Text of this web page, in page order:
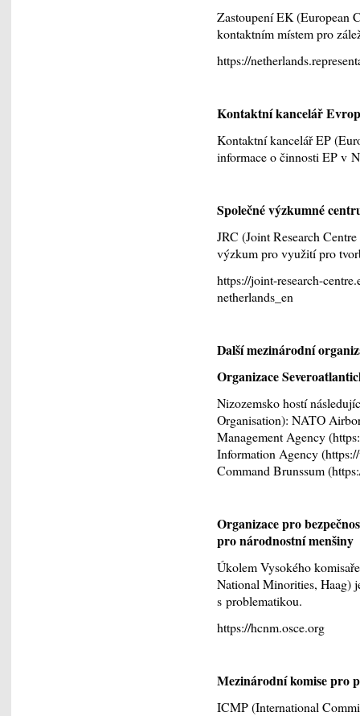
Zastoupení EK (European
kontaktním místem pro
https://
Kontaktní kancelář
Kontaktní kancelář EP
informace o činnosti EP v
Společné výzkumné
JRC (Joint Research
výzkum pro využití pro
https://joint-research-
netherlands_en
Další mezinárodní
Organizace
Nizozemsko hostí
Organisation): NATO
Management Agency
Information Agency
Command Brunssum
Organizace pro
pro národnostní menšiny
Úkolem Vysokého
National Minorities, Haag)
s problematikou.
https://hcnm.osce.org
Mezinárodní komise pro
ICMP (International